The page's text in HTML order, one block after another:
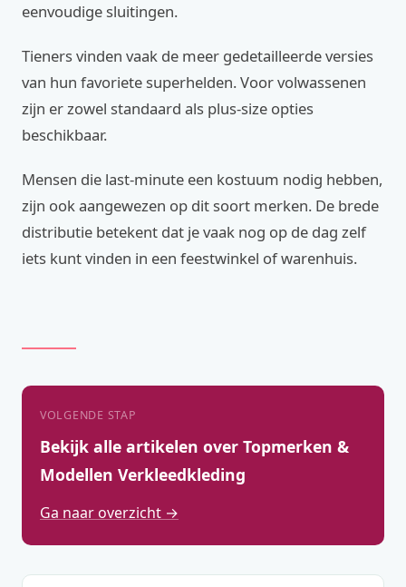
eenvoudige sluitingen.
Tieners vinden vaak de meer gedetailleerde versies
van hun favoriete superhelden. Voor volwassenen
zijn er zowel standaard als plus-size opties
beschikbaar.
Mensen die last-minute een kostuum nodig hebben,
zijn ook aangewezen op dit soort merken. De brede
distributie betekent dat je vaak nog op de dag zelf
iets kunt vinden in een feestwinkel of warenhuis.
VOLGENDE STAP
Bekijk alle artikelen over Topmerken &
Modellen Verkleedkleding
Ga naar overzicht →